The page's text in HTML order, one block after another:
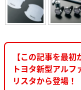
【この記事を最初
トヨタ新型アル
リスタから登場